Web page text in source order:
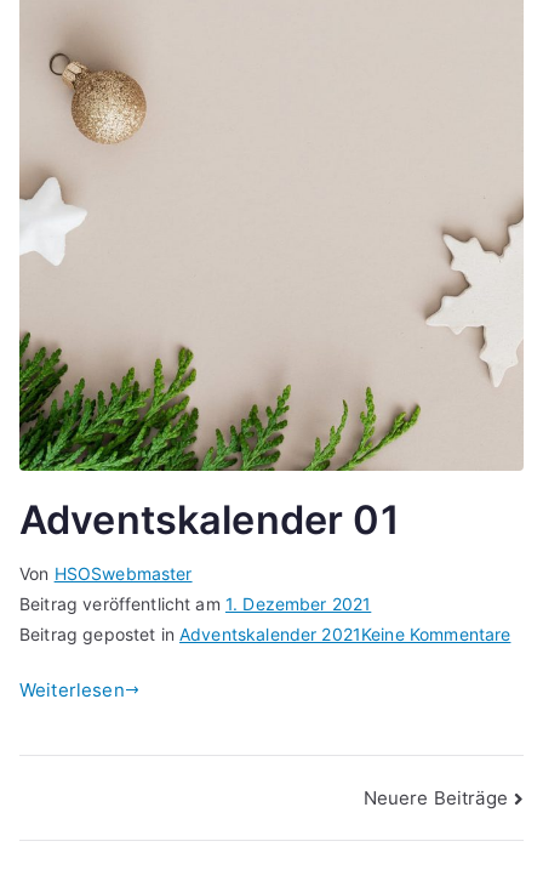
Adventskalender 01
Von HSOSwebmaster
Beitrag veröffentlicht am 1. Dezember 2021
Beitrag gepostet inAdventskalender 2021Keine Kommentarezu
Weiterlesen
BeitragsnavigationNeuere Beiträge